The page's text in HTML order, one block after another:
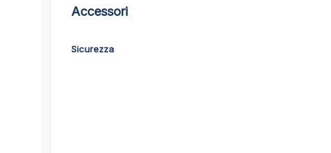
Accessori
Sicurezza